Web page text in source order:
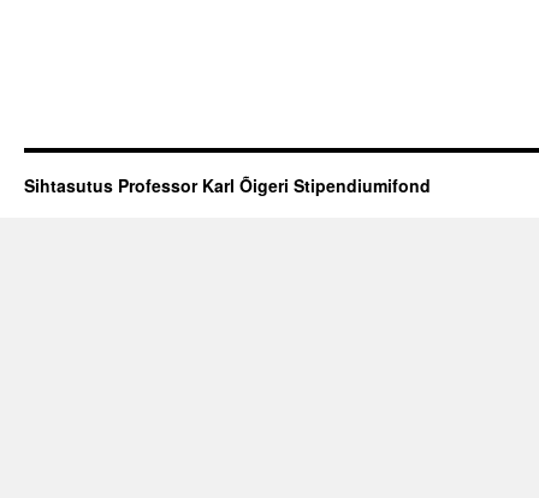
Sihtasutus Professor Karl Õigeri Stipendiumifond